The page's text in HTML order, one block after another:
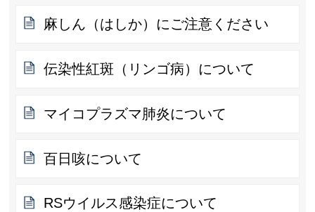
麻しん（はしか）にご注意ください
伝染性紅斑（リンゴ病）について
マイコプラズマ肺炎について
百日咳について
RSウイルス感染症について